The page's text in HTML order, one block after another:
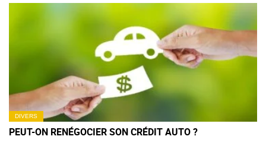
DIVERS
PEUT-ON RENÉGOCIER SON CRÉDIT AUTO ?